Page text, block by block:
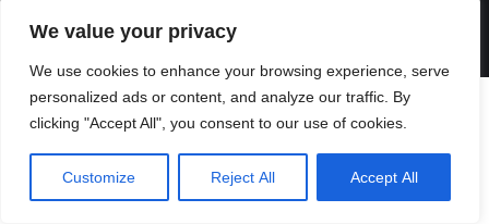
We value your privacy
We use cookies to enhance your browsing experience, serve
personalized ads or content, and analyze our traffic. By
clicking "Accept All", you consent to our use of cookies.
Customize Reject All Accept All